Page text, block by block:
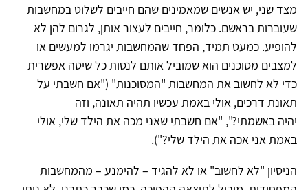
מצד שני, יש אנשים שמאמינים שהם חייבים לשלוט במחשבות
שעוברות בראשם. כלומר, חייבים לעצור אותן, לגרום להן לא
להופיע. כמעט תמיד, הפחד שהמחשבות יגרמו למעשים או
למצבים מסוכנים הוא שמוביל אותם לנסות כל שיטה אפשרית
כדי לא לחשוב את המחשבות "המסוכנות" ("אם חשבתי על
תאונת דרכים, אולי באמת עכשיו תהיה תאונה, וזה
יהיה באשמתי?", "אם חשבתי שאני מכה את הילד שלי, אולי
באמת אני אכה את הילד שלי?").
הניסיון "לא לחשוב" או לא להגיד – להימנע – מהמחשבות